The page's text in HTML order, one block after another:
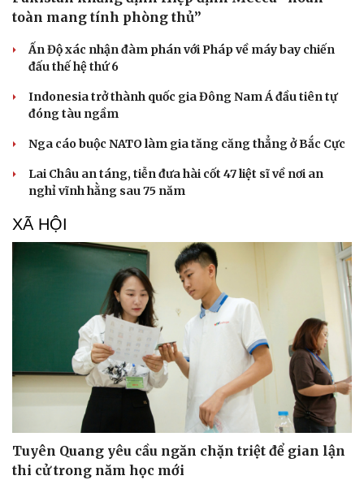
toàn mang tính phòng thủ”
Ấn Độ xác nhận đàm phán với Pháp về máy bay chiến
đấu thế hệ thứ 6
Indonesia trở thành quốc gia Đông Nam Á đầu tiên tự
đóng tàu ngầm
Nga cáo buộc NATO làm gia tăng căng thẳng ở Bắc Cực
Lai Châu an táng, tiễn đưa hài cốt 47 liệt sĩ về nơi an
nghỉ vĩnh hằng sau 75 năm
XÃ HỘI
Tuyên Quang yêu cầu ngăn chặn triệt để gian lận
thi cử trong năm học mới